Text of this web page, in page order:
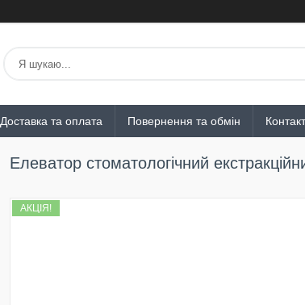
Доставка та оплата Повернення та обмін
Елеватор стоматологічний
АКЦІЯ!